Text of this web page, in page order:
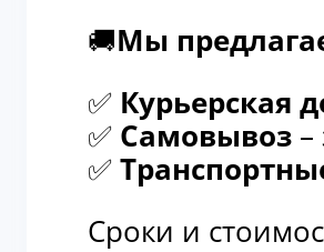
🚚Мы
✅ Курьерская
✅ Самовывоз –
✅
Сроки и